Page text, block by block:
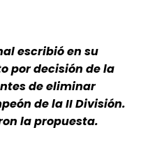
escribió en su
por decisión de la
de eliminar
de la II División.
la propuesta.